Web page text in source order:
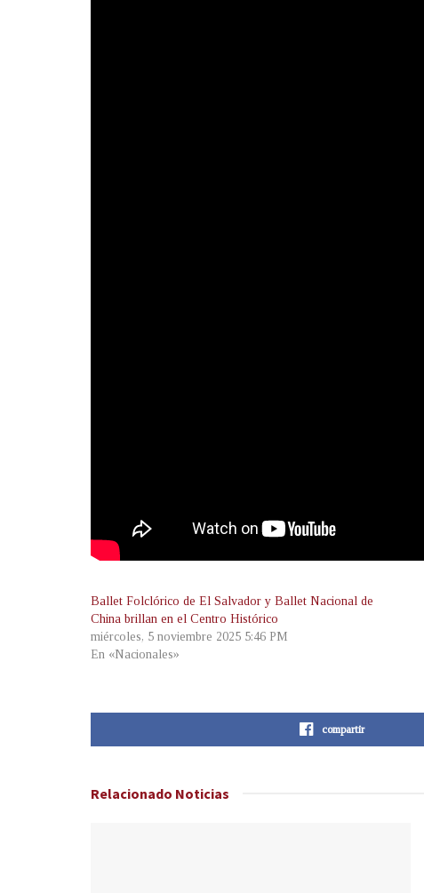
Ballet Folclórico de El Salvador y Ballet Nacional de
China brillan en el Centro Histórico
miércoles, 5 noviembre 2025 5:46 PM
En «Nacionales»
compartir
Relacionado Noticias